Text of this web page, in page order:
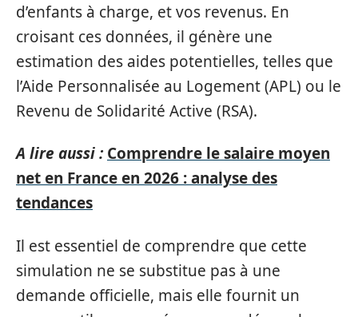
d’enfants à charge, et vos revenus. En
croisant ces données, il génère une
estimation des aides potentielles, telles que
l’Aide Personnalisée au Logement (APL) ou le
Revenu de Solidarité Active (RSA).
A lire aussi : Comprendre le salaire moyen
net en France en 2026 : analyse des
tendances
Il est essentiel de comprendre que cette
simulation ne se substitue pas à une
demande officielle, mais elle fournit un